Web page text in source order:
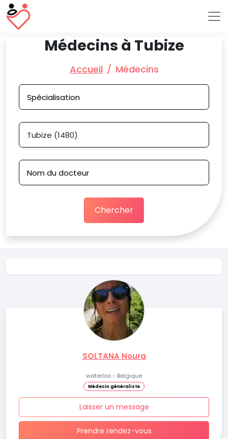
Médecins à Tubize
Accueil Médecins
Chercher
SOLTANA Noura
waterloo - Belgique
Médecin généraliste
Laisser un message
Prendre rendez-vous